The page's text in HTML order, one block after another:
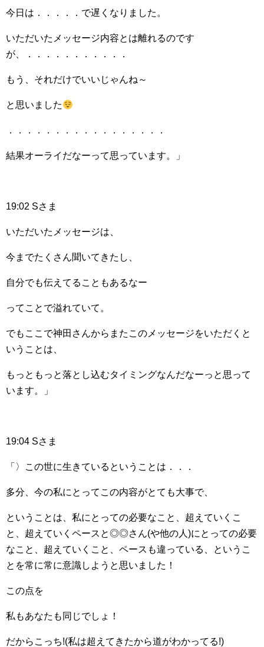
今日は．．．．．で遅くなりました。
いただいたメッセージ内容とは離れるのです
が、．．．．．．．．．．．
もう、それだけでいいじゃんね～
と思いました
．．．．．．．．．．．．．．．．．
結果オーライだなーって思っています。」
19:02 Sさま
いただいたメッセージは、
今までたくさん聞いてきたし、
自分でも伝えてることもあるなー
ってことで溢れていて。
でもここで神田さんからまたこのメッセージをいただくと
いうことは、
もっともっと落とし込むタイミングなんだなーっと思って
います。」
19:04 Sさま
「〉この世に生きているということは．．．
多分、今の私にとってこの内容がとても大事で、
ということは、私にとっての必要なこと、超えていくこ
と、超えていくペースと◎◎さん(や他の人)にとっての必要
なこと、超えていくこと、ペースも違っている、というこ
とを常に常に意識しようと思いました！
この点を
私もあなたも同じでしょ！
だからこっち!(私は超えてきたから道がわかってる!)